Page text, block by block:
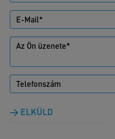
ELKÜLD